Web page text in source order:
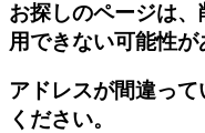
お探しのページは
用できない可能性が
アドレスが間違っ
ください。